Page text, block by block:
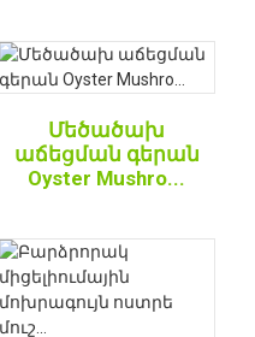
Մեծածախ
աճեցման գերան
Oyster Mushro...